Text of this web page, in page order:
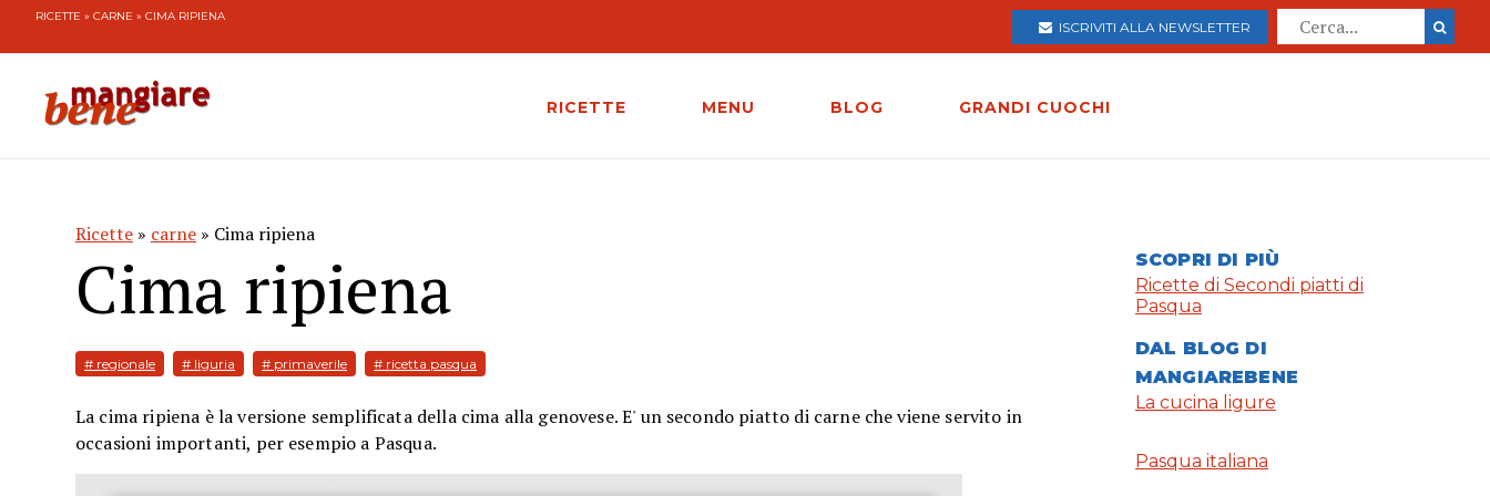
RICETTE » CARNE » CIMA RIPIENA
ISCRIVITI ALLA NEWSLETTER
RICETTE MENU BLOG GRANDI CUOCHI
Ricette » carne » Cima ripiena
Cima ripiena
# regionale # liguria # primaverile # ricetta pasqua
La cima ripiena è la versione semplificata della cima alla genovese. E' un secondo piatto di carne che viene servito in
occasioni importanti, per esempio a Pasqua.
SCOPRI DI PIÙ
Ricette di Secondi piatti di
Pasqua
DAL BLOG DI
MANGIAREBENE
La cucina ligure
Pasqua italiana